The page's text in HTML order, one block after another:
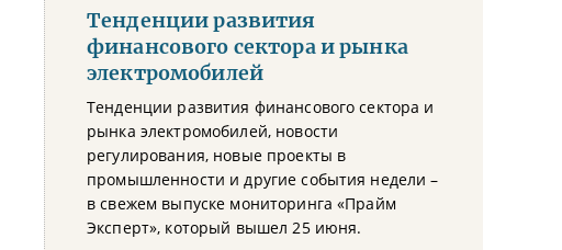
Тенденции развития
финансового сектора и рынка
электромобилей
Тенденции развития финансового сектора и
рынка электромобилей, новости
регулирования, новые проекты в
промышленности и другие события недели –
в свежем выпуске мониторинга «Прайм
Эксперт», который вышел 25 июня.